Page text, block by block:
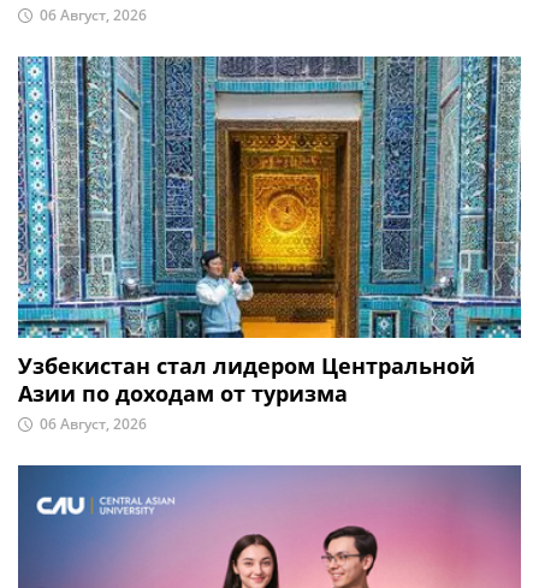
06 Август, 2026
Узбекистан стал лидером Центральной
Азии по доходам от туризма
06 Август, 2026